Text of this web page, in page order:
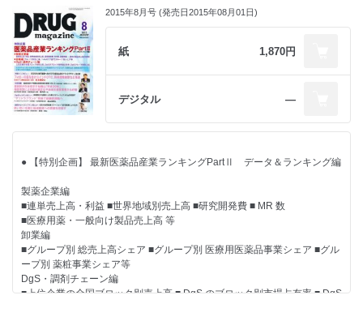
女性の活力で地域に根差した個店の継承にも寄与
● 【特集】 風邪関連マーケット
パーソナルユースとファミリーユースの２極化進む
マスクなど予防関連アイテムは充実
● 【レポート】 日本薬局学会・日本保険薬局協会
横浜で盛大に第9回学術総会開く
調剤からの脱却目指す道筋議論
Drug magazine最新号表紙
薬剤師に期待が寄せられる
ケル 社長］
● 【連載】
■ 行政ウォッチング
宮坂 佳紀氏［メディカル・テン 代表］
■ たった一言の声かけで広がるお客さまとの会話
大慶堂 大谷 まり子氏・大谷 桜氏
■ Rediscovery in U.S. ～知られざる米国最新流通業界事情
金子 尚貴氏［税理士法人アフェックス 公認会計士 税理士］
スで医療の最適化を支援する
アイ・エム・エス・ジャパン プリンシパル 松井 信智氏
■ Global Report
データモニター社 イアン・ロイド氏
● 【主張】
薬剤師の“無関心”こそが医薬分業の足下をぐらつかせる
● 【特別企画】 バイタルケーエスケー・ホールディングスグループ ２ト
長谷部 省三氏［アルフレッサ ヘルスケア 代表取締役会長］
勝木 尚氏［アルフレッサ ヘルスケア 代表取締役社長］
● 【座談会】 「検体測定室の課題と展望」
信頼関係が礎となる医療連携構築の媒介に
糖尿病対策強化の重要性は共通認識、取り組みのオーソライズ化へ
今村 聡氏［日本医師会 副会長］
川渕 孝一氏［東京医科歯科大学大学院 医療経済学分野 教授］
矢作 直也氏［筑波大学 准教授（検体測定室連携協議会 座長）］
● 【好評連載】 地域包括ケア参画は薬局存続の要諦
生活が分かれば薬は減りもするが増えもする
■ 行政ウォッチング
宮坂 佳紀氏［メディカル・テン 代表］
■ たった一言の声かけで広がるお客さまとの会話
大慶堂 大谷 まり子氏・大谷 桜氏
■ Rediscovery in U.S. ～知られざる米国最新流通業界事情
新地 昭久氏［RMI 代表］
2015年8月号 (発売日2015年08月01日)
紙 1,870円
デジタル ―
● 【特別企画】 最新医薬品産業ランキングPartⅡ データ＆ランキング編
製薬企業編
■連単売上高・利益 ■世界地域別売上高 ■研究開発費 ■ MR 数
■医療用薬・一般向け製品売上高 等
卸業編
■グループ別 総売上高シェア ■グループ別 医療用医薬品事業シェア ■グル
ープ別 薬粧事業シェア等
DgS・調剤チェーン編
■上位企業の全国ブロック別売上高 ■ DgS のブロック別市場占有率 ■ DgS